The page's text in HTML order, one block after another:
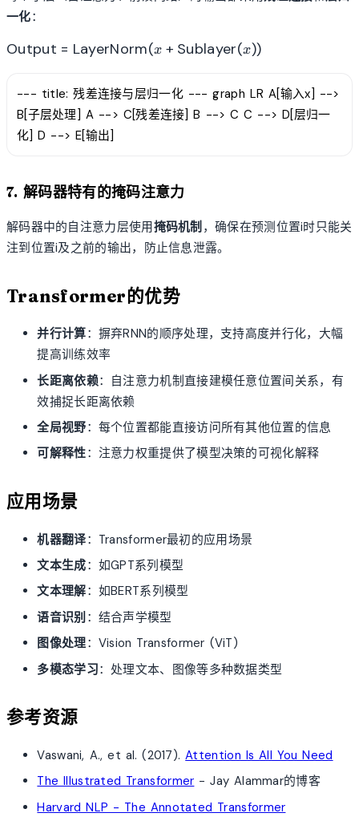
一化：
\text{Output} =
\text{Sublayer}
(x))
Output = LayerNorm(x + Sublayer(x))
--- title: 残差连接与层归一化 --- graph LR A[输入x] -->
B[子层处理] A --> C[残差连接] B --> C C --> D[层归一
化] D --> E[输出]
7. 解码器特有的掩码注意力
解码器中的自注意力层使用 掩码机制 ，确保在预测位置i时只能关
注到位置i及之前的输出，防止信息泄露。
Transformer的优势
并行计算：摒弃RNN的顺序处理，支持高度并行化，大幅
提高训练效率
长距离依赖：自注意力机制直接建模任意位置间关系，有
效捕捉长距离依赖
全局视野：每个位置都能直接访问所有其他位置的信息
可解释性：注意力权重提供了模型决策的可视化解释
应用场景
机器翻译：Transformer最初的应用场景
文本生成：如GPT系列模型
文本理解：如BERT系列模型
语音识别 ：结合声学模型
图像处理：Vision Transformer (ViT)
多模态学习：处理文本、图像等多种数据类型
参考资源
Vaswani, A., et al. (2017).Attention Is All You Need
The Illustrated Transformer - Jay Alammar的博客
Harvard NLP - The Annotated Transformer